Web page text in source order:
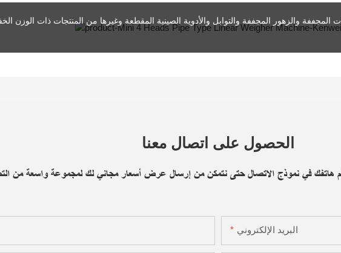
المجففة والزهور المجففة والتوابل والأدوية الصينية المقطعة وغيرها من المنتجات ذات الوزن
الحصول على اتصال معنا
هاتفك في نموذج الاتصال حتى نتمكن من إرسال عرض أسعار مجاني لك لمجموعة واسعة من
البريد الإلكتروني